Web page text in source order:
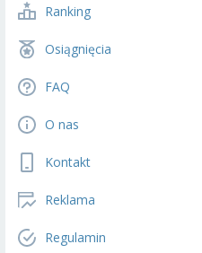
Ranking
Osiągnięcia
FAQ
O nas
Kontakt
Reklama
Regulamin